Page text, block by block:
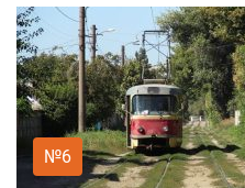
№6